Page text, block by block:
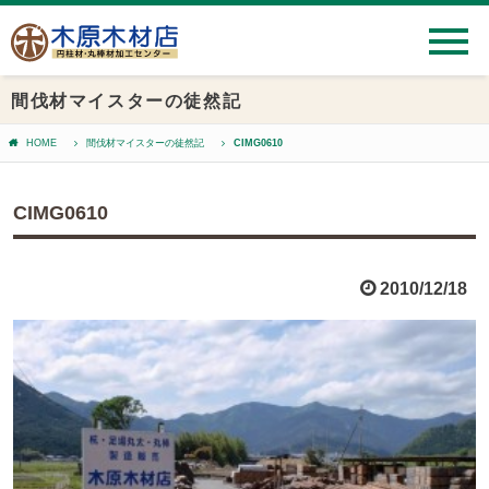
間伐材マイスターの徒然記
HOME 間伐材マイスターの徒然記 CIMG0610
CIMG0610
2010/12/18